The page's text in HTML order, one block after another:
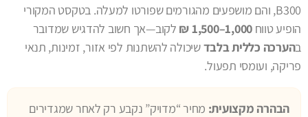
B300, והם מושפעים מהגורמים שפורטו למעלה. בטקסט המקורי
הופיע טווח1,000–1,500 ₪
לקוב—אך חשוב להדגיש שמדובר
בהערכה כללית בלבדשיכולה להשתנות לפי אזור, זמינות, תנאי
פריקה, ועומסי תפעול.
הבהרה מקצועית: מחיר “מדויק” נקבע רק לאחר שמגדירים